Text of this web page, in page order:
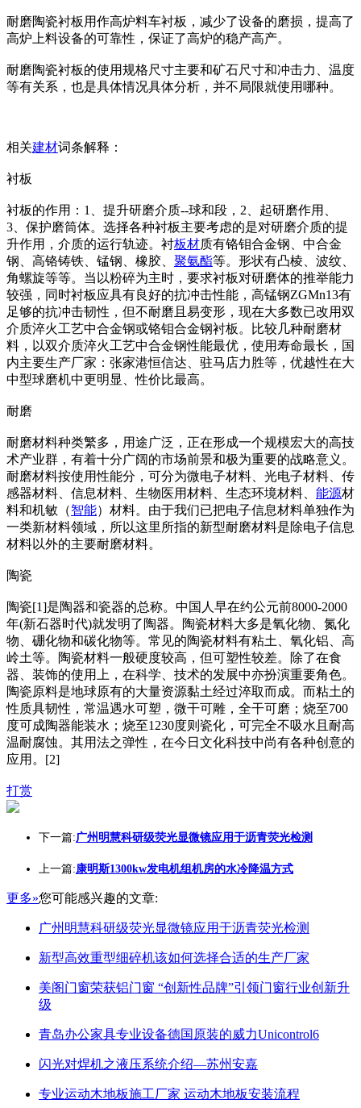
耐磨陶瓷衬板用作高炉料车衬板，减少了设备的磨损，提高了
高炉上料设备的可靠性，保证了高炉的稳产高产。
耐磨陶瓷衬板的使用规格尺寸主要和矿石尺寸和冲击力、温度
等有关系，也是具体情况具体分析，并不局限就使用哪种。
相关建材词条解释：
衬板
衬板的作用：1、提升研磨介质--球和段，2、起研磨作用、
3、保护磨筒体。选择各种衬板主要考虑的是对研磨介质的提
升作用，介质的运行轨迹。衬板材质有铬钼合金钢、中合金
钢、高铬铸铁、锰钢、橡胶、 聚氨酯等。形状有凸棱、波纹、
角螺旋等等。当以粉碎为主时，要求衬板对研磨体的推举能力
较强，同时衬板应具有良好的抗冲击性能，高锰钢ZGMn13有
足够的抗冲击韧性，但不耐磨且易变形，现在大多数已改用双
介质淬火工艺中合金钢或铬钼合金钢衬板。比较几种耐磨材
料，以双介质淬火工艺中合金钢性能最优，使用寿命最长，国
内主要生产厂家：张家港恒信达、驻马店力胜等，优越性在大
中型球磨机中更明显、性价比最高。
耐磨
耐磨材料种类繁多，用途广泛，正在形成一个规模宏大的高技
术产业群，有着十分广阔的市场前景和极为重要的战略意义。
耐磨材料按使用性能分，可分为微电子材料、光电子材料、传
感器材料、信息材料、生物医用材料、生态环境材料、 能源材
料和机敏（智能）材料。由于我们已把电子信息材料单独作为
一类新材料领域，所以这里所指的新型耐磨材料是除电子信息
材料以外的主要耐磨材料。
陶瓷
陶瓷[1]是陶器和瓷器的总称。中国人早在约公元前8000-2000
年(新石器时代)就发明了陶器。陶瓷材料大多是氧化物、氮化
物、硼化物和碳化物等。常见的陶瓷材料有粘土、氧化铝、高
岭土等。陶瓷材料一般硬度较高，但可塑性较差。除了在食
器、装饰的使用上，在科学、技术的发展中亦扮演重要角色。
陶瓷原料是地球原有的大量资源黏土经过淬取而成。而粘土的
性质具韧性，常温遇水可塑，微干可雕，全干可磨；烧至700
度可成陶器能装水；烧至1230度则瓷化，可完全不吸水且耐高
温耐腐蚀。其用法之弹性，在今日文化科技中尚有各种创意的
应用。[2]
打赏
下一篇:广州明慧科研级荧光显微镜应用于沥青荧光检测
上一篇:康明斯1300kw发电机组机房的水冷降温方式
更多»您可能感兴趣的文章:
广州明慧科研级荧光显微镜应用于沥青荧光检测
新型高效重型细碎机该如何选择合适的生产厂家
美阁门窗荣获铝门窗 “创新性品牌”引领门窗行业创新升
级
青岛办公家具专业设备德国原装的威力Unicontrol6
闪光对焊机之液压系统介绍—苏州安嘉
专业运动木地板施工厂家 运动木地板安装流程